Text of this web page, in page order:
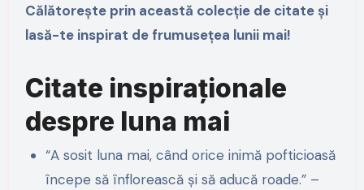
Călătorește prin această colecție de citate și
lasă-te inspirat de frumusețea lunii mai!
Citate inspiraționale
despre luna mai
“A sosit luna mai, când orice inimă pofticioasă
începe să înflorească și să aducă roade.” –